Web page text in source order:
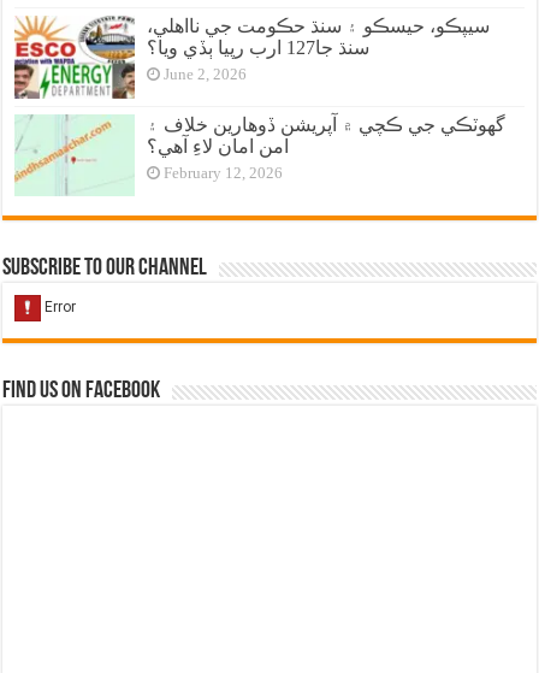
سيپڪو، حيسڪو ۽ سنڌ حڪومت جي نااهلي،
سنڌ جا127 ارب رپيا ٻڏي ويا؟
June 2, 2026
گهوٽڪي جي ڪچي ۾ آپريشن ڏوهارين خلاف ۽
امن امان لاءِ آهي؟
February 12, 2026
Subscribe to our Channel
Find us on Facebook